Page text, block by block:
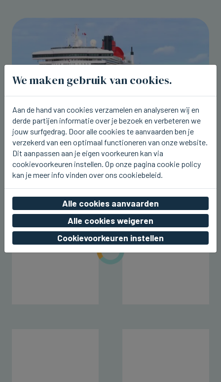
Cruiseschip Queen Mary 2 kwam
vandaag terug naar Zeebrugge
wo 05 augustus 2026, 22:43
We maken gebruik van cookies.
Aan de hand van cookies verzamelen en analyseren wij en
derde partijen informatie over je bezoek en verbeteren we
jouw surfgedrag. Door alle cookies te aanvaarden ben je
verzekerd van een optimaal functioneren van onze website.
Dit aanpassen aan je eigen voorkeuren kan via
cookievoorkeuren instellen. Op onze pagina cookie policy
kan je meer info vinden over ons cookiebeleid.
Alle cookies aanvaarden
Alle cookies weigeren
Cookievoorkeuren instellen